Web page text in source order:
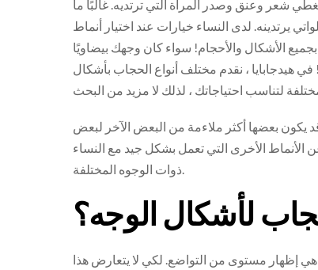
شعر وعنق وصدر المرأة التي ترتديه. غالبًا ما
يرتدينه. لدى النساء خيارات عند اختيار أنماط
الأشكال والأحجام! سواء كان وجهك بيضاويًا
في هيدجابايا ، نقدم مختلف أنواع الحجاب بأشكال
يكون بعضها أكثر ملاءمة من البعض الآخر لبعض
الأخرى التي تعمل بشكل جيد مع النساء
لأشكال الوجه؟
إظهار مستوى من التواضع. لكي لا يتعارض هذا